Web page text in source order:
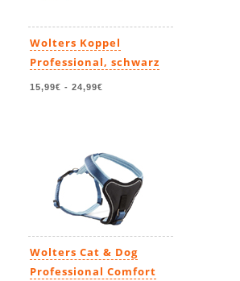
Wolters Koppel
Professional, schwarz
15,99€ - 24,99€
Wolters Cat & Dog
Professional Comfort